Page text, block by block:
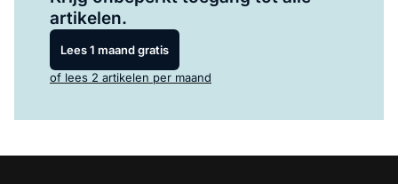
artikelen.
Lees 1 maand gratis
of lees 2 artikelen per maand